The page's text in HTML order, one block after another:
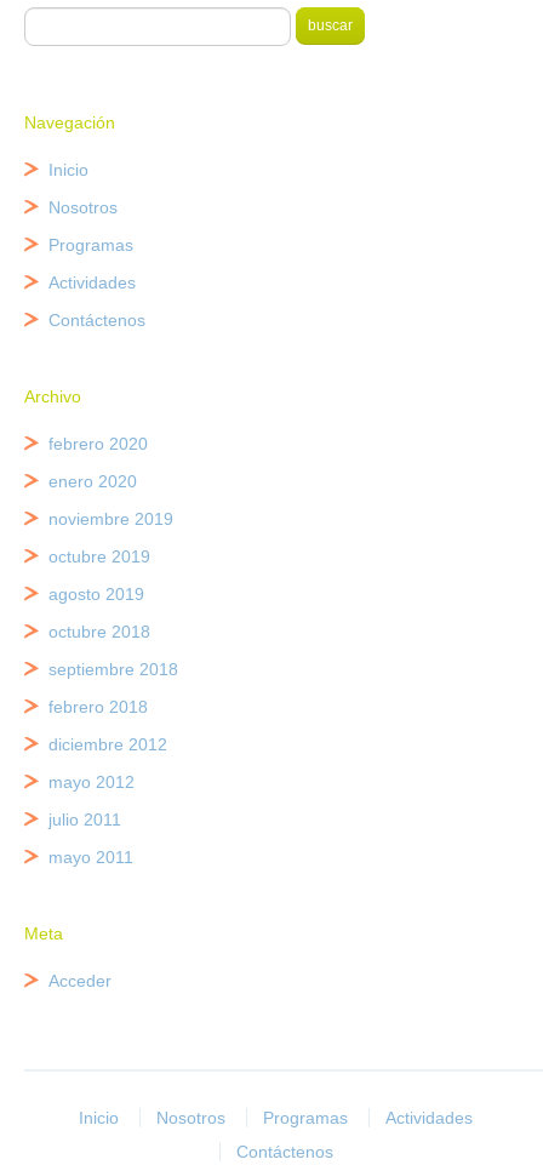
Navegación
Inicio
Nosotros
Programas
Actividades
Contáctenos
Archivo
febrero 2020
enero 2020
noviembre 2019
octubre 2019
agosto 2019
octubre 2018
septiembre 2018
febrero 2018
diciembre 2012
mayo 2012
julio 2011
mayo 2011
Meta
Acceder
Inicio Nosotros Programas
Actividades
Contáctenos